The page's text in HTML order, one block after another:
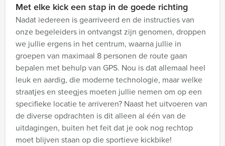
Met elke kick een stap in de goede richting
Nadat iedereen is gearriveerd en de instructies van
onze begeleiders in ontvangst zijn genomen, droppen
we jullie ergens in het centrum, waarna jullie in
groepen van maximaal 8 personen de route gaan
bepalen met behulp van GPS. Nou is dat allemaal heel
leuk en aardig, die moderne technologie, maar welke
straatjes en steegjes moeten jullie nemen om op een
specifieke locatie te arriveren? Naast het uitvoeren van
de diverse opdrachten is dit alleen al één van de
uitdagingen, buiten het feit dat je ook nog rechtop
moet blijven staan op die sportieve kickbike!